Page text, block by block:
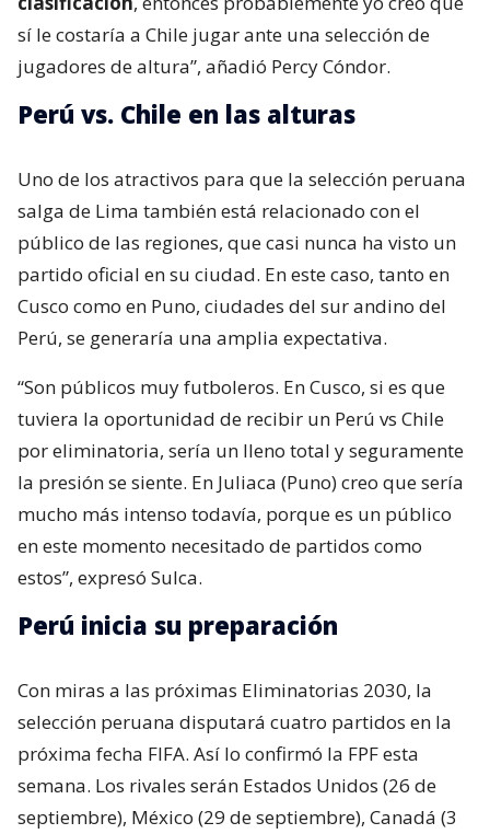
sí le costaría a Chile jugar ante una selección de
jugadores de altura”, añadió Percy Cóndor.
Perú vs. Chile en las alturas
Uno de los atractivos para que la selección peruana
salga de Lima también está relacionado con el
público de las regiones, que casi nunca ha visto un
partido oficial en su ciudad. En este caso, tanto en
Cusco como en Puno, ciudades del sur andino del
Perú, se generaría una amplia expectativa.
“Son públicos muy futboleros. En Cusco, si es que
tuviera la oportunidad de recibir un Perú vs Chile
por eliminatoria, sería un lleno total y seguramente
la presión se siente. En Juliaca (Puno) creo que sería
mucho más intenso todavía, porque es un público
en este momento necesitado de partidos como
estos”, expresó Sulca.
Perú inicia su preparación
Con miras a las próximas Eliminatorias 2030, la
selección peruana disputará cuatro partidos en la
próxima fecha FIFA. Así lo confirmó la FPF esta
semana. Los rivales serán Estados Unidos (26 de
septiembre), México (29 de septiembre), Canadá (3